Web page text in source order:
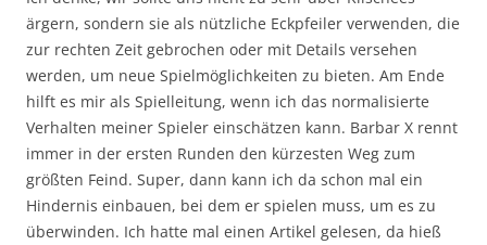
ärgern, sondern sie als nützliche Eckpfeiler verwenden, die
zur rechten Zeit gebrochen oder mit Details versehen
werden, um neue Spielmöglichkeiten zu bieten. Am Ende
hilft es mir als Spielleitung, wenn ich das normalisierte
Verhalten meiner Spieler einschätzen kann. Barbar X rennt
immer in der ersten Runden den kürzesten Weg zum
größten Feind. Super, dann kann ich da schon mal ein
Hindernis einbauen, bei dem er spielen muss, um es zu
überwinden. Ich hatte mal einen Artikel gelesen, da hieß